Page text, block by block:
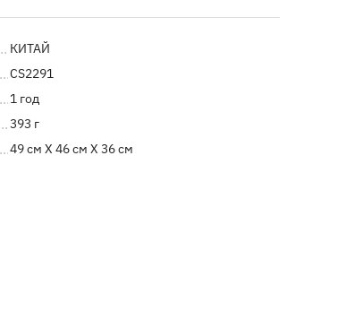
КИТАЙ
CS2291
1 год
393 г
49 см X 46 см X 36 см